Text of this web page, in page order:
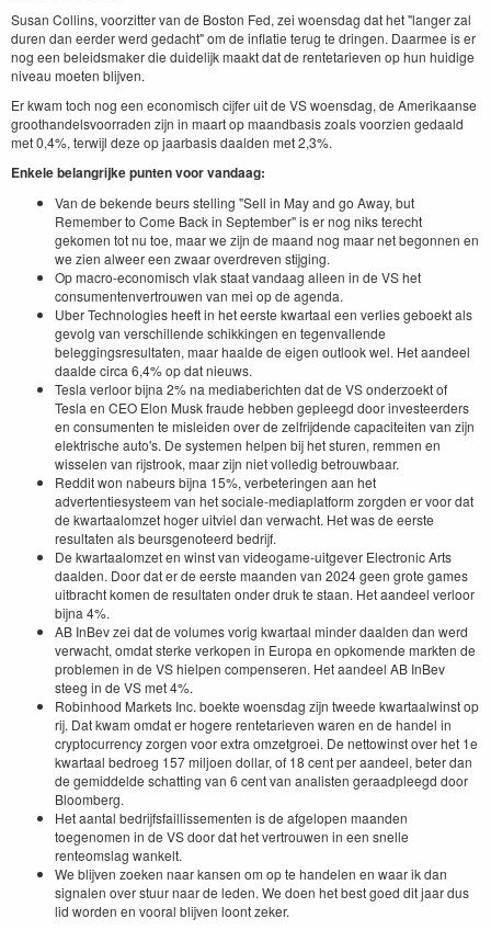
Susan Collins, voorzitter van de Boston Fed, zei woensdag dat het "langer zal
duren dan eerder werd gedacht" om de inflatie terug te dringen. Daarmee is er
nog een beleidsmaker die duidelijk maakt dat de rentetarieven op hun huidige
niveau moeten blijven.
Er kwam toch nog een economisch cijfer uit de VS woensdag, de Amerikaanse
groothandelsvoorraden zijn in maart op maandbasis zoals voorzien gedaald
met 0,4%, terwijl deze op jaarbasis daalden met 2,3%.
Enkele belangrijke punten voor vandaag:
Van de bekende beurs stelling "Sell in May and go Away, but
Remember to Come Back in September" is er nog niks terecht
gekomen tot nu toe, maar we zijn de maand nog maar net begonnen en
we zien alweer een zwaar overdreven stijging.
Op macro-economisch vlak staat vandaag alleen in de VS het
consumentenvertrouwen van mei op de agenda.
Uber Technologies heeft in het eerste kwartaal een verlies geboekt als
gevolg van verschillende schikkingen en tegenvallende
beleggingsresultaten, maar haalde de eigen outlook wel. Het aandeel
daalde circa 6,4% op dat nieuws.
Tesla verloor bijna 2% na mediaberichten dat de VS onderzoekt of
Tesla en CEO Elon Musk fraude hebben gepleegd door investeerders
en consumenten te misleiden over de zelfrijdende capaciteiten van zijn
elektrische auto's. De systemen helpen bij het sturen, remmen en
wisselen van rijstrook, maar zijn niet volledig betrouwbaar.
Reddit won nabeurs bijna 15%, verbeteringen aan het
advertentiesysteem van het sociale-mediaplatform zorgden er voor dat
de kwartaalomzet hoger uitviel dan verwacht. Het was de eerste
resultaten als beursgenoteerd bedrijf.
De kwartaalomzet en winst van videogame-uitgever Electronic Arts
daalden. Door dat er de eerste maanden van 2024 geen grote games
uitbracht komen de resultaten onder druk te staan. Het aandeel verloor
bijna 4%.
AB InBev zei dat de volumes vorig kwartaal minder daalden dan werd
verwacht, omdat sterke verkopen in Europa en opkomende markten de
problemen in de VS hielpen compenseren. Het aandeel AB InBev
steeg in de VS met 4%.
Robinhood Markets Inc. boekte woensdag zijn tweede kwartaalwinst op
rij. Dat kwam omdat er hogere rentetarieven waren en de handel in
cryptocurrency zorgen voor extra omzetgroei. De nettowinst over het 1e
kwartaal bedroeg 157 miljoen dollar, of 18 cent per aandeel, beter dan
de gemiddelde schatting van 6 cent van analisten geraadpleegd door
Bloomberg.
Het aantal bedrijfsfaillissementen is de afgelopen maanden
toegenomen in de VS door dat het vertrouwen in een snelle
renteomslag wankelt.
We blijven zoeken naar kansen om op te handelen en waar ik dan
signalen over stuur naar de leden. We doen het best goed dit jaar dus
lid worden en vooral blijven loont zeker.